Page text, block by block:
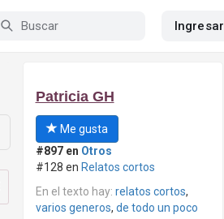
Ingresar
Patricia GH
Me gusta
#897 en Otros
#128 en Relatos cortos
En el texto hay: relatos cortos,
varios generos, de todo un poco